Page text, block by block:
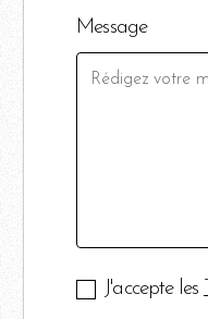
Message
J'accepte les